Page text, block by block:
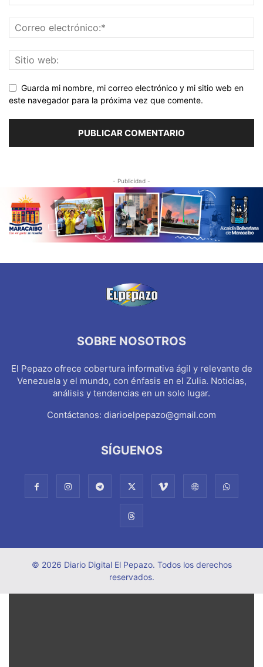
Guarda mi nombre, mi correo electrónico y mi sitio web en
este navegador para la próxima vez que comente.
- Publicidad -
SOBRE NOSOTROS
El Pepazo ofrece cobertura informativa ágil y relevante de
Venezuela y el mundo, con énfasis en el Zulia. Noticias,
análisis y tendencias en un solo lugar.
Contáctanos: diarioelpepazo@gmail.com
SÍGUENOS
© 2026 Diario Digital El Pepazo. Todos los derechos
reservados.